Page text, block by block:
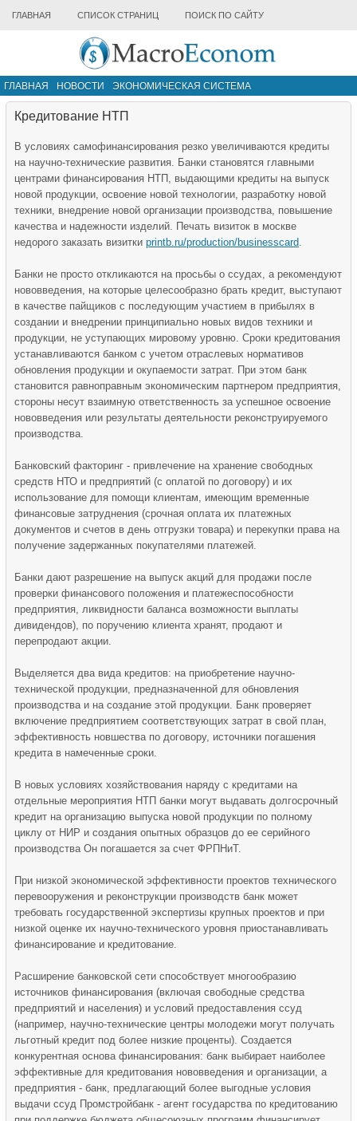
ГЛАВНАЯ СПИСОК СТРАНИЦ ПОИСК ПО САЙТУ
ГЛАВНАЯ НОВОСТИ
ЭКОНОМИЧЕСКАЯ СИСТЕМА
ИНФРАСТРУКТУРА РЫНКА
Кредитование НТП
В условиях самофинансирования резко увеличиваются кредиты
на научно-технические развития. Банки становятся главными
центрами финансирования НТП, выдающими кредиты на выпуск
новой продукции, освоение новой технологии, разработку новой
техники, внедрение новой организации производства, повышение
качества и надежности изделий.
Печать визиток в москве
недорого заказать визитки printb.ru/production/businesscard
Банки не просто откликаются на просьбы о ссудах, а рекомендуют
нововведения, на которые целесообразно брать кредит, выступают
в качестве пайщиков с последующим участием в прибылях в
создании и внедрении принципиально новых видов техники и
продукции, не уступающих мировому уровню. Сроки кредитования
устанавливаются банком с учетом отраслевых нормативов
обновления продукции и окупаемости затрат. При этом банк
становится равноправным экономическим партнером предприятия,
стороны несут взаимную ответственность за успешное освоение
нововведения или результаты деятельности реконструируемого
производства.
Банковский факторинг - привлечение на хранение свободных
средств НТО и предприятий (с оплатой по договору) и их
использование для помощи клиентам, имеющим временные
финансовые затруднения (срочная оплата их платежных
документов и счетов в день отгрузки товара) и перекупки права на
получение задержанных покупателями платежей.
Банки дают разрешение на выпуск акций для продажи после
проверки финансового положения и платежеспособности
предприятия, ликвидности баланса возможности выплаты
дивидендов), по поручению клиента хранят, продают и
перепродают акции.
Выделяется два вида кредитов: на приобретение научно-
технической продукции, предназначенной для обновления
производства и на создание этой продукции. Банк проверяет
включение предприятием соответствующих затрат в свой план,
эффективность новшества по договору, источники погашения
кредита в намеченные сроки.
В новых условиях хозяйствования наряду с кредитами на
отдельные мероприятия НТП банки могут выдавать долгосрочный
кредит на организацию выпуска новой продукции по полному
циклу от НИР и создания опытных образцов до ее серийного
производства Он погашается за счет ФРПНиТ.
При низкой экономической эффективности проектов технического
перевооружения и реконструкции производств банк может
требовать государственной экспертизы крупных проектов и при
низкой оценке их научно-технического уровня приостанавливать
финансирование и кредитование.
Расширение банковской сети способствует многообразию
источников финансирования (включая свободные средства
предприятий и населения) и условий предоставления ссуд
(например, научно-технические центры молодежи могут получать
льготный кредит под более низкие проценты). Создается
конкурентная основа финансирования: банк выбирает наиболее
эффективные для кредитования нововведения и организации, а
предприятия - банк, предлагающий более выгодные условия
выдачи ссуд Промстройбанк - агент государства по кредитованию